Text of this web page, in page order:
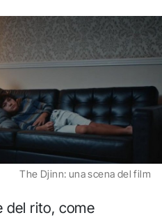
The Djinn: una scena del film
del rito, come